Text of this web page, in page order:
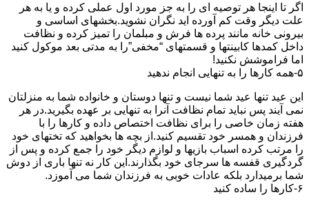
اگر تا اینجا هر توصیه ای را به جز مورد اول عملی کرده و یا به هر
علت دیگر وقت کم آورده اید نگران نشوید.بخشهای اساسی و
بیرونی خانه مانند پرده ها فرش و مبلمان را تمیز کرده و نظافت
داخل کمدها کابینتها و قسمتهای “مخفی”را به مدتی بعد موکول کنید
اما فراموشش نکنید!
۵-همه کارها را به تنهایی انجام ندهید
این عید تنها عید شما نیست و تنها دوستان و خانواده شما به منزلتان
نمی آیند پس نباید تمام نظافت آنرا به تنهایی بر عهده بگیرید.در هر
هفته زمان خاصی را برای نظافت اختصاص داده و کارها را با
فرزندان و همسر خود تقسیم کنید.از بچه ها بخواهید که تختهای خود
را مرتب کرده اسباب بازیها و لوازم دیگر خود را جمع کرده و پس از
گردگیری قفسه ها سرجای خود بگذارند.این کار نه تنها باری از دوش
شما برمیدارد بلکه عادات خوبی به فرزندان شما می آموزد.
۶-کارها را ساده کنید